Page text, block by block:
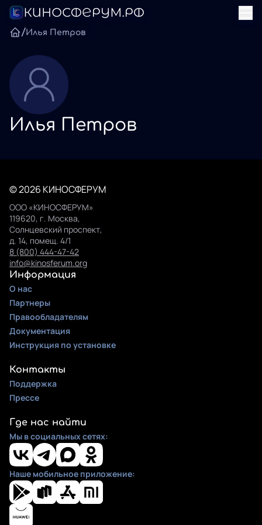
/Илья Петров
Илья Петров
© 2026 КИНОСФЕРУМ
ООО «КИНОСФЕРУМ»
119620, г. Москва,
Солнцевский проспект,
д. 14, помещ. 4/1
8 (800) 444-47-42
info@kinosferum.org
Информация
О нас
Партнеры
Правообладателям
Документация
Инструкция по установке
Контакты
Поддержка
Прессе
Где нас найти
Мы в социальных сетях:
Наше мобильное приложение: